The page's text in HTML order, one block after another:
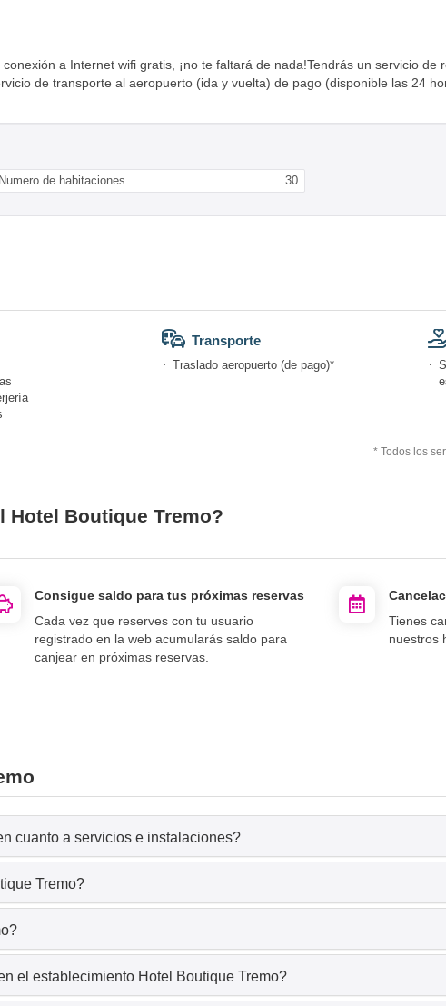
a Internet wifi gratis, ¡no te faltará de nada!Tendrás un servicio de
de transporte al aeropuerto (ida y vuelta) de pago (disponible las 24
Numero de habitaciones 30
Transporte
Traslado aeropuerto (de pago)*
* Todos los
Hotel Boutique Tremo?
Consigue saldo para tus próximas reservas
Cada vez que reserves con tu usuario
registrado en la web acumularás saldo para
canjear en próximas reservas.
Tienes
nuestros
cuanto a servicios e instalaciones?
Tremo?
el establecimiento Hotel Boutique Tremo?